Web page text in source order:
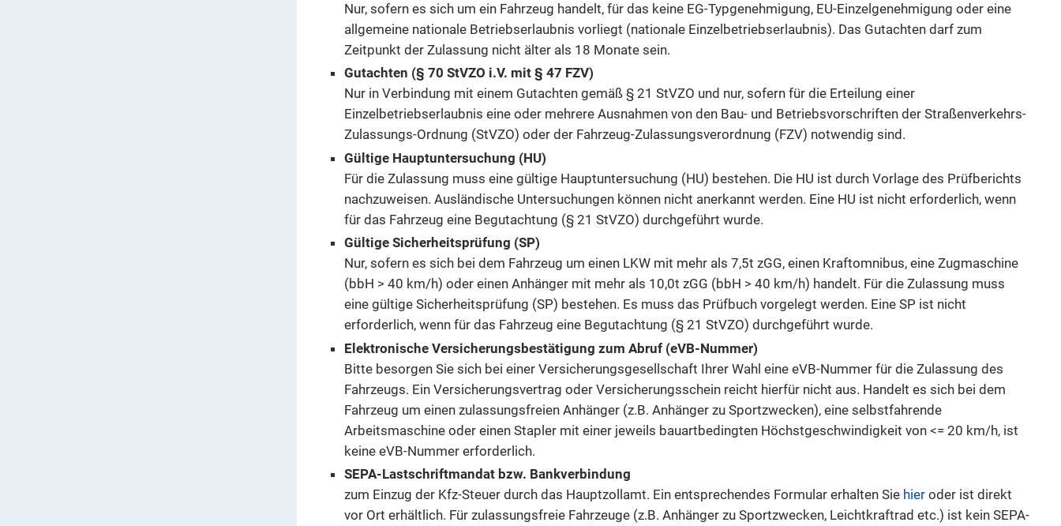
Nur, sofern es sich um ein Fahrzeug handelt, für das keine EG-Typgenehmigung, EU-Einzelgenehmigung oder eine
allgemeine nationale Betriebserlaubnis vorliegt (nationale Einzelbetriebserlaubnis). Das Gutachten darf zum
Zeitpunkt der Zulassung nicht älter als 18 Monate sein.
Gutachten (§ 70 StVZO i.V. mit § 47 FZV)
Nur in Verbindung mit einem Gutachten gemäß § 21 StVZO und nur, sofern für die Erteilung einer
Einzelbetriebserlaubnis eine oder mehrere Ausnahmen von den Bau- und Betriebsvorschriften der Straßenverkehrs-
Zulassungs-Ordnung (StVZO) oder der Fahrzeug-Zulassungsverordnung (FZV) notwendig sind.
Gültige Hauptuntersuchung (HU)
Für die Zulassung muss eine gültige Hauptuntersuchung (HU) bestehen. Die HU ist durch Vorlage des Prüfberichts
nachzuweisen. Ausländische Untersuchungen können nicht anerkannt werden. Eine HU ist nicht erforderlich, wenn
für das Fahrzeug eine Begutachtung (§ 21 StVZO) durchgeführt wurde.
Gültige Sicherheitsprüfung (SP)
Nur, sofern es sich bei dem Fahrzeug um einen LKW mit mehr als 7,5t zGG, einen Kraftomnibus, eine Zugmaschine
(bbH > 40 km/h) oder einen Anhänger mit mehr als 10,0t zGG (bbH > 40 km/h) handelt. Für die Zulassung muss
eine gültige Sicherheitsprüfung (SP) bestehen. Es muss das Prüfbuch vorgelegt werden. Eine SP ist nicht
erforderlich, wenn für das Fahrzeug eine Begutachtung (§ 21 StVZO) durchgeführt wurde.
Elektronische Versicherungsbestätigung zum Abruf (eVB-Nummer)
Bitte besorgen Sie sich bei einer Versicherungsgesellschaft Ihrer Wahl eine eVB-Nummer für die Zulassung des
Fahrzeugs. Ein Versicherungsvertrag oder Versicherungsschein reicht hierfür nicht aus. Handelt es sich bei dem
Fahrzeug um einen zulassungsfreien Anhänger (z.B. Anhänger zu Sportzwecken), eine selbstfahrende
Arbeitsmaschine oder einen Stapler mit einer jeweils bauartbedingten Höchstgeschwindigkeit von <= 20 km/h, ist
keine eVB-Nummer erforderlich.
SEPA-Lastschriftmandat bzw. Bankverbindung
zum Einzug der Kfz-Steuer durch das Hauptzollamt. Ein entsprechendes Formular erhalten Sie hieroder ist direkt
vor Ort erhältlich. Für zulassungsfreie Fahrzeuge (z.B. Anhänger zu Sportzwecken, Leichtkraftrad etc.) ist kein SEPA-